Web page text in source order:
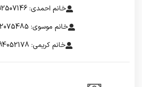
خانم احمدی: 09192507146
خانم موسوی: 09192075485
خانم کریمی: 09194052178